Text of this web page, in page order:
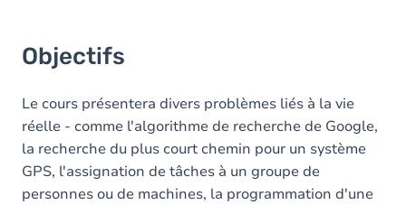
Objectifs
Le cours présentera divers problèmes liés à la vie
réelle - comme l'algorithme de recherche de Google,
la recherche du plus court chemin pour un système
GPS, l'assignation de tâches à un groupe de
personnes ou de machines, la programmation d'une